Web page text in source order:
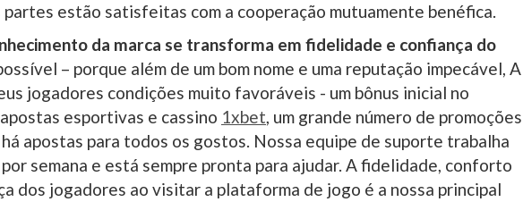
partes estão satisfeitas com a cooperação mutuamente benéfica.
da marca se transforma em fidelidade e confiança do
– porque além de um bom nome e uma reputação impecável, A
jogadores condições muito favoráveis ​​- um bônus inicial no
esportivas e cassino 1xbet, um grande número de promoções
há apostas para todos os gostos. Nossa equipe de suporte trabalha
semana e está sempre pronta para ajudar. A fidelidade, conforto
dos jogadores ao visitar a plataforma de jogo é a nossa principal